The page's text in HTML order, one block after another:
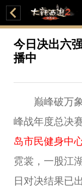
今日决出六
播中
巅峰破万象
峰战年度总决
岛市民健身中
霓裳，一股江
日对决结果已